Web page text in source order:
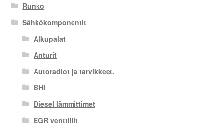
Runko
Sähkökomponentit
Alkupalat
Anturit
Autoradiot ja tarvikkeet.
BHI
Diesel lämmittimet
EGR venttiilit